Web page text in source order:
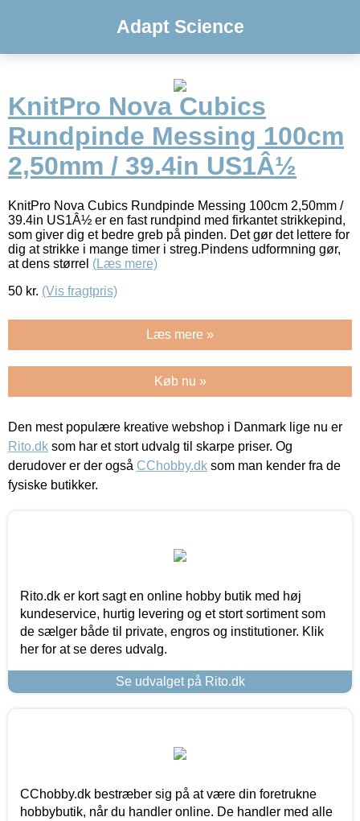
Adapt Science
KnitPro Nova Cubics
Rundpinde Messing 100cm
2,50mm / 39.4in US1Â½
KnitPro Nova Cubics Rundpinde Messing 100cm 2,50mm /
39.4in US1Â½ er en fast rundpind med firkantet strikkepind,
som giver dig et bedre greb på pinden. Det gør det lettere for
dig at strikke i mange timer i streg.Pindens udformning gør,
at dens størrel (Læs mere)
50 kr. (Vis fragtpris)
Læs mere »
Køb nu »
Den mest populære kreative webshop i Danmark lige nu er
Rito.dk som har et stort udvalg til skarpe priser. Og
derudover er der også CChobby.dk som man kender fra de
fysiske butikker.
Rito.dk er kort sagt en online hobby butik med høj
kundeservice, hurtig levering og et stort sortiment som
de sælger både til private, engros og institutioner. Klik
her for at se deres udvalg.
Se udvalget på Rito.dk
CChobby.dk bestræber sig på at være din foretrukne
hobbybutik, når du handler online. De handler med alle